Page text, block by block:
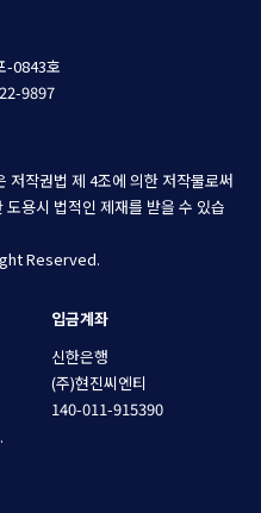
-0843호
9897
저작권법 제 4조에 의한 저작물로써
용시 법적인 제재를 받을 수 있습
Reserved.
입금계좌
신한은행
(주)현진씨엔티
140-011-915390